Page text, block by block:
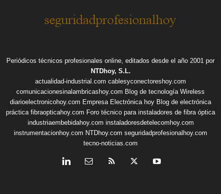
Periódicos técnicos profesionales online, editados desde el año 2001 por
NTDhoy, S.L.
actualidad-industrial.com cablesyconectoreshoy.com
comunicacionesinalambricashoy.com Blog de tecnología Wireless
diarioelectronicohoy.com Empresa Electrónica hoy Blog de electrónica
práctica fibraopticahoy.com Foro técnico para instaladores de fibra óptica
industriaembebidahoy.com instaladoresdetelecomhoy.com
instrumentacionhoy.com NTDhoy.com seguridadprofesionalhoy.com
tecno-noticias.com